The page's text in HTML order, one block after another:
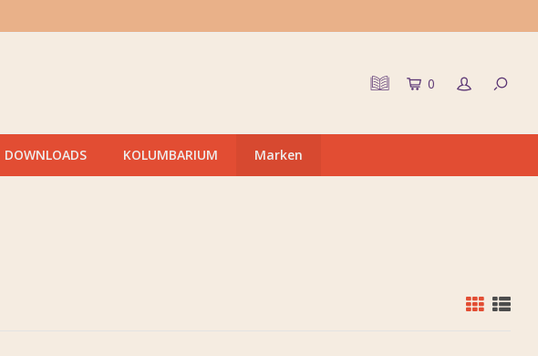
0
DOWNLOADS KOLUMBARIUM Marken